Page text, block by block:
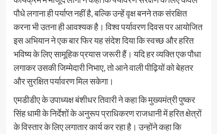
पौधे लगाना ही पर्याप्त नहीं है, बल्कि उन्हें वृक्ष बनने तक संरक्षित
करना भी उतना ही आवश्यक है। विश्व पर्यावरण दिवस पर आयोजित
इस अभियान ने एक बार फिर यह संदेश दिया कि स्वच्छ और हरित
भविष्य के लिए सामूहिक प्रयास जरूरी हैं। यदि हर व्यक्ति एक पौधा
लगाकर उसकी जिम्मेदारी निभाए, तो आने वाली पीढ़ियों को बेहतर
और सुरक्षित पर्यावरण मिल सकेगा।
एमडीडीए के उपाध्यक्ष बंशीधर तिवारी ने कहा कि मुख्यमंत्री पुष्कर
सिंह धामी के निर्देशों के अनुरूप प्राधिकरण राजधानी में हरित क्षेत्रों
के विस्तार के लिए लगातार कार्य कर रहा है। उन्होंने कहा कि